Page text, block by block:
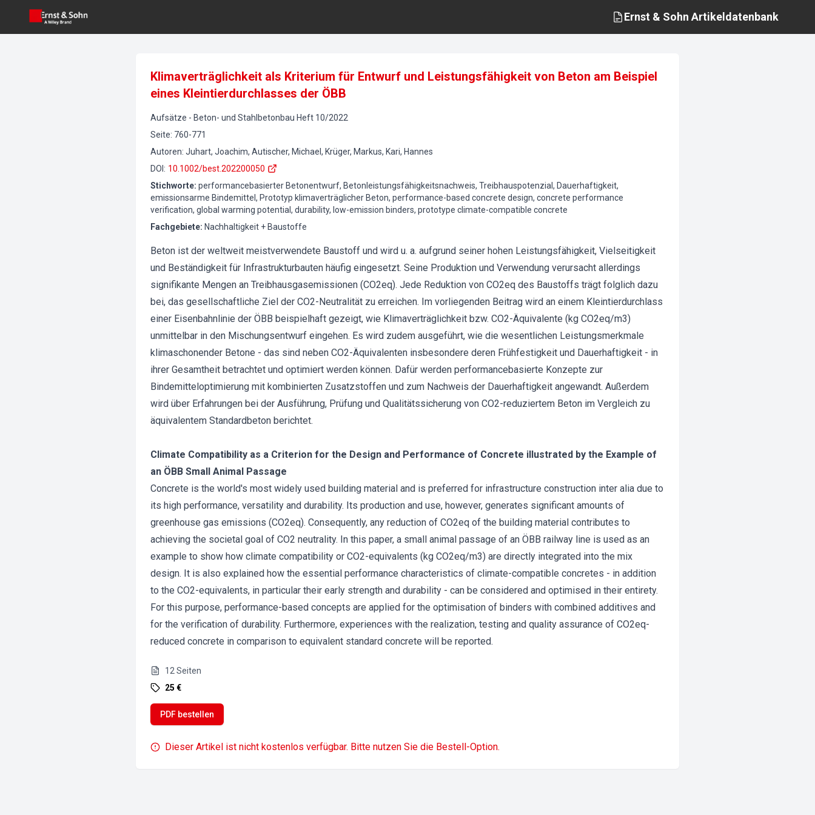
Ernst & Sohn Artikeldatenbank
Klimaverträglichkeit als Kriterium für Entwurf und Leistungsfähigkeit von Beton am Beispiel
eines Kleintierdurchlasses der ÖBB
Aufsätze - Beton- und Stahlbetonbau Heft 10/2022
Seite: 760-771
Autoren: Juhart, Joachim, Autischer, Michael, Krüger, Markus, Kari, Hannes
DOI : 10.1002/best.202200050
Stichworte: performancebasierter Betonentwurf, Betonleistungsfähigkeitsnachweis, Treibhauspotenzial, Dauerhaftigkeit,
emissionsarme Bindemittel, Prototyp klimaverträglicher Beton, performance-based concrete design, concrete performance
verification, global warming potential, durability, low-emission binders, prototype climate-compatible concrete
Fachgebiete: Nachhaltigkeit + Baustoffe
Beton ist der weltweit meistverwendete Baustoff und wird u. a. aufgrund seiner hohen Leistungsfähigkeit, Vielseitigkeit
und Beständigkeit für Infrastrukturbauten häufig eingesetzt. Seine Produktion und Verwendung verursacht allerdings
signifikante Mengen an Treibhausgasemissionen (CO2eq). Jede Reduktion von CO2eq des Baustoffs trägt folglich dazu
bei, das gesellschaftliche Ziel der CO2-Neutralität zu erreichen. Im vorliegenden Beitrag wird an einem Kleintierdurchlass
einer Eisenbahnlinie der ÖBB beispielhaft gezeigt, wie Klimaverträglichkeit bzw. CO2-Äquivalente (kg CO2eq/m3)
unmittelbar in den Mischungsentwurf eingehen. Es wird zudem ausgeführt, wie die wesentlichen Leistungsmerkmale
klimaschonender Betone - das sind neben CO2-Äquivalenten insbesondere deren Frühfestigkeit und Dauerhaftigkeit - in
ihrer Gesamtheit betrachtet und optimiert werden können. Dafür werden performancebasierte Konzepte zur
Bindemitteloptimierung mit kombinierten Zusatzstoffen und zum Nachweis der Dauerhaftigkeit angewandt. Außerdem
wird über Erfahrungen bei der Ausführung, Prüfung und Qualitätssicherung von CO2-reduziertem Beton im Vergleich zu
äquivalentem Standardbeton berichtet.
Climate Compatibility as a Criterion for the Design and Performance of Concrete illustrated by the Example of
an ÖBB Small Animal Passage
Concrete is the world's most widely used building material and is preferred for infrastructure construction inter alia due to
its high performance, versatility and durability. Its production and use, however, generates significant amounts of
greenhouse gas emissions (CO2eq). Consequently, any reduction of CO2eq of the building material contributes to
achieving the societal goal of CO2 neutrality. In this paper, a small animal passage of an ÖBB railway line is used as an
example to show how climate compatibility or CO2-equivalents (kg CO2eq/m3) are directly integrated into the mix
design. It is also explained how the essential performance characteristics of climate-compatible concretes - in addition
to the CO2-equivalents, in particular their early strength and durability - can be considered and optimised in their entirety.
For this purpose, performance-based concepts are applied for the optimisation of binders with combined additives and
for the verification of durability. Furthermore, experiences with the realization, testing and quality assurance of CO2eq-
reduced concrete in comparison to equivalent standard concrete will be reported.
12 Seiten
25 €
PDF bestellen
Dieser Artikel ist nicht kostenlos verfügbar. Bitte nutzen Sie die Bestell-Option.